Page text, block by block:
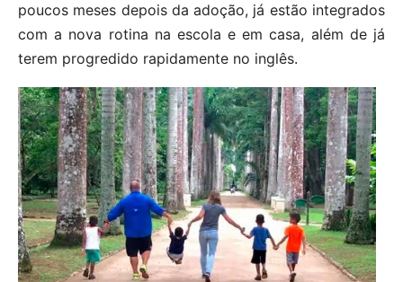
poucos meses depois da adoção, já estão integrados
com a nova rotina na escola e em casa, além de já
terem progredido rapidamente no inglês.